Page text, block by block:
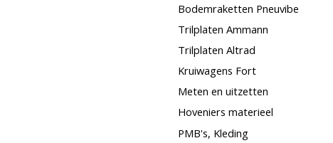
Bodemraketten Pneuvibe
Trilplaten Ammann
Trilplaten Altrad
Kruiwagens Fort
Meten en uitzetten
Hoveniers materieel
PMB's, Kleding